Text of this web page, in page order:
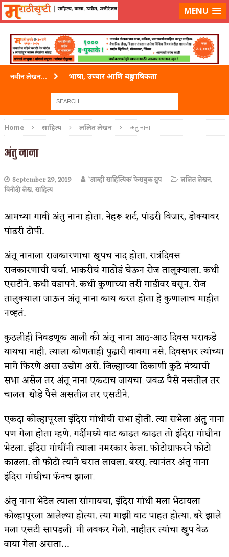
लॉग-इन करा|लेखक नोंदणी कराMENU
नवीन लेखन... भाषा, उच्चार आणि बहुभाषिकता
ताम्र – एक अफलातून धातू (COPPER)
पाटलाची विहीर
पुस्तके बदलायची आहेत तुम्हाला!
कसं हुईन तं हू माय…
काळजाचे प्रेत
चमकदार चांदी
जोशी
डेंग्यू: ताप उतरला म्हणजे धोका टळला असे नाही!
४ जुलै – इतिहासात घडलेल्या महत्त्वाच्या घटना
‘अर्थ’पूर्ण हास्य
अष्टपैलू : खंडू रांगणेकर
अपूर्ण कथा
बुडीच खटलं – संयुक्त कुटुंब का गरजेचं?
Home साहित्य ललित लेखन अंतु नाना
अंतु नाना
September 29, 2019 `आम्ही साहित्यिक' फेसबुक ग्रुप ललित लेखन,
विनोदी लेख,साहित्य
आमच्या गावी अंतु नाना होता. नेहरू शर्ट, पांढरी विजार, डोक्यावर
पांढरी टोपी.
अंतू नानाला राजकारणाचा खूपच नाद होता. रात्रंदिवस
राजकारणाची चर्चा. भाकरीचं गाठोडं घेऊन रोज तालुक्याला. कधी
एसटीने. कधी वडापने. कधी कुणाच्या तरी गाडीवर बसून. रोज
तालुक्याला जाऊन अंतू नाना काय करत होता हे कुणालाच माहीत
नव्हतं.
कुठलीही निवडणूक आली की अंतू नाना आठ-आठ दिवस घराकडे
यायचा नाही. त्याला कोणताही पुढारी वावगा नसे. दिवसभर त्यांच्या
मागे फिरणे असा उद्योग असे. जिल्ह्याच्या ठिकाणी कुठे मंत्र्याची
सभा असेल तर अंतू नाना एकटाच जायचा. जवळ पैसे नसतील तर
चालत. थोडे पैसे असतील तर एसटीने.
एकदा कोल्हापूरला इंदिरा गांधीची सभा होती. त्या सभेला अंतु नाना
पण गेला होता म्हणे. गर्दीमध्ये वाट काढत काढत तो इंदिरा गांधीना
भेटला. इंदिरा गांधींनी त्याला नमस्कार केला. फोटोग्राफरने फोटो
काढला. तो फोटो त्याने घरात लावला. बस्स्. त्यानंतर अंतू नाना
इंदिरा गांधीचा फॅनच झाला.
अंतू नाना भेटेल त्याला सांगायचा, इंदिरा गांधी मला भेटायला
कोल्हापूरला आलेल्या होत्या. त्या माझी वाट पाहत होत्या. बरे झाले
मला एसटी सापडली. मी लवकर गेलो. नाहीतर त्यांचा खुप वेळ
वाया गेला असता…